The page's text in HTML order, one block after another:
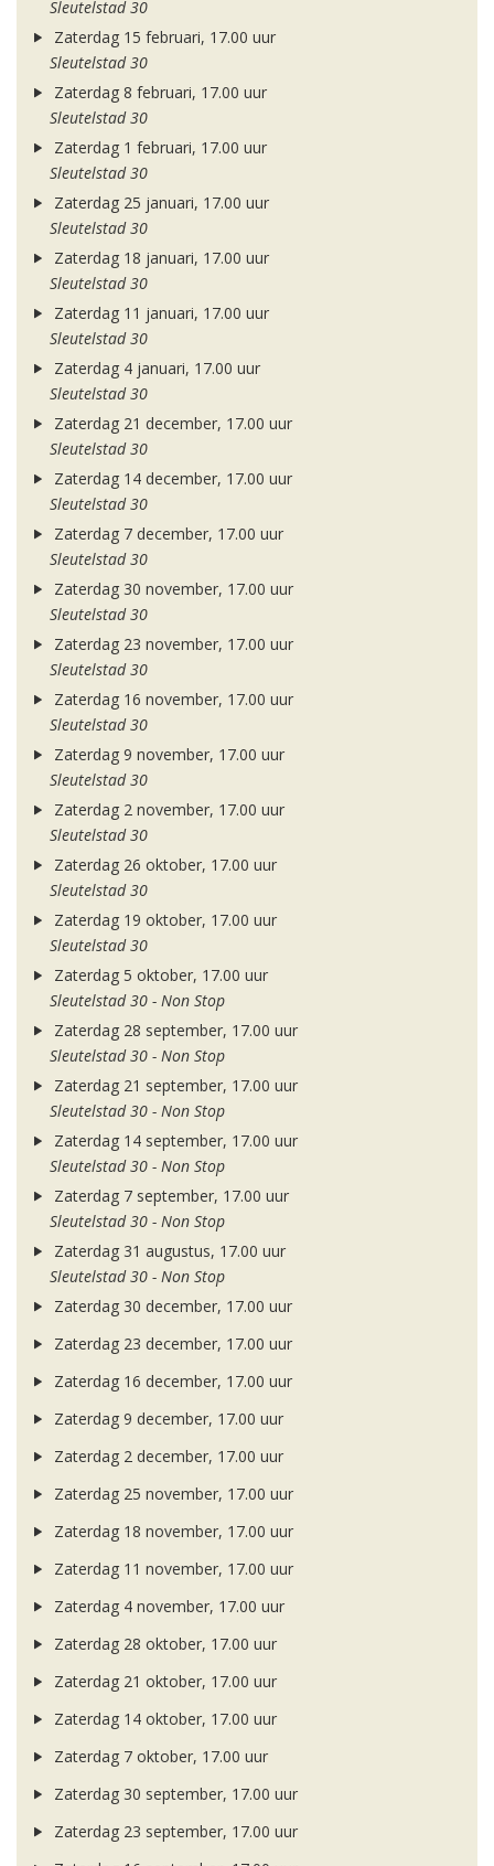
Sleutelstad 30
Zaterdag 15 februari, 17.00 uur
Sleutelstad 30
Zaterdag 8 februari, 17.00 uur
Sleutelstad 30
Zaterdag 1 februari, 17.00 uur
Sleutelstad 30
Zaterdag 25 januari, 17.00 uur
Sleutelstad 30
Zaterdag 18 januari, 17.00 uur
Sleutelstad 30
Zaterdag 11 januari, 17.00 uur
Sleutelstad 30
Zaterdag 4 januari, 17.00 uur
Sleutelstad 30
Zaterdag 21 december, 17.00 uur
Sleutelstad 30
Zaterdag 14 december, 17.00 uur
Sleutelstad 30
Zaterdag 7 december, 17.00 uur
Sleutelstad 30
Zaterdag 30 november, 17.00 uur
Sleutelstad 30
Zaterdag 23 november, 17.00 uur
Sleutelstad 30
Zaterdag 16 november, 17.00 uur
Sleutelstad 30
Zaterdag 9 november, 17.00 uur
Sleutelstad 30
Zaterdag 2 november, 17.00 uur
Sleutelstad 30
Zaterdag 26 oktober, 17.00 uur
Sleutelstad 30
Zaterdag 19 oktober, 17.00 uur
Sleutelstad 30
Zaterdag 5 oktober, 17.00 uur
Sleutelstad 30 - Non Stop
Zaterdag 28 september, 17.00 uur
Sleutelstad 30 - Non Stop
Zaterdag 21 september, 17.00 uur
Sleutelstad 30 - Non Stop
Zaterdag 14 september, 17.00 uur
Sleutelstad 30 - Non Stop
Zaterdag 7 september, 17.00 uur
Sleutelstad 30 - Non Stop
Zaterdag 31 augustus, 17.00 uur
Sleutelstad 30 - Non Stop
Zaterdag 30 december, 17.00 uur
Zaterdag 23 december, 17.00 uur
Zaterdag 16 december, 17.00 uur
Zaterdag 9 december, 17.00 uur
Zaterdag 2 december, 17.00 uur
Zaterdag 25 november, 17.00 uur
Zaterdag 18 november, 17.00 uur
Zaterdag 11 november, 17.00 uur
Zaterdag 4 november, 17.00 uur
Zaterdag 28 oktober, 17.00 uur
Zaterdag 21 oktober, 17.00 uur
Zaterdag 14 oktober, 17.00 uur
Zaterdag 7 oktober, 17.00 uur
Zaterdag 30 september, 17.00 uur
Zaterdag 23 september, 17.00 uur